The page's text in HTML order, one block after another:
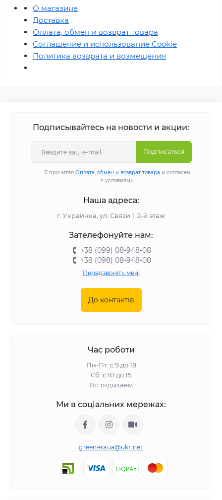
О магазине
Доставка
Оплата, обмен и возврат товара
Соглашение и использование Cookie
Политика возврата и возмещения
Подписывайтесь на новости и акции:
Подписаться
Я прочитал Оплата, обмен и возврат товара и согласен
с условиями
Наша адреса:
г. Украинка, ул. Связи 1, 2-й этаж
Зателефонуйте нам:
+38 (099) 08-948-08
+38 (098) 08-948-08
Передзвоніть мені
До контактів
Час роботи
Пн-Пт: с 9 до 18
Сб: с 10 до 15
Вс: отдыхаем
Ми в соціальних мережах:
greeneraua@ukr.net